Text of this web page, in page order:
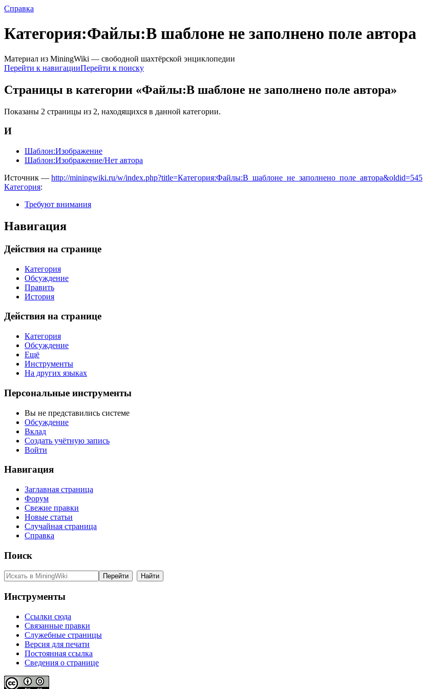
Справка
Категория:Файлы:В шаблоне не заполнено поле автора
Материал из MiningWiki — свободной шахтёрской энциклопедии
Перейти к навигацииПерейти к поиску
Страницы в категории «Файлы:В шаблоне не заполнено поле автора»
Показаны 2 страницы из 2, находящихся в данной категории.
И
Шаблон:Изображение
Шаблон:Изображение/Нет автора
Источник — http://miningwiki.ru/w/index.php?title=Категория:Файлы:В_шаблоне_не_заполнено_поле_автора&oldid=545
Категория:
Требуют внимания
Навигация
Действия на странице
Категория
Обсуждение
Править
История
Действия на странице
Категория
Обсуждение
Ещё
Инструменты
На других языках
Персональные инструменты
Вы не представились системе
Обсуждение
Вклад
Создать учётную запись
Войти
Навигация
Заглавная страница
Форум
Свежие правки
Новые статьи
Случайная страница
Справка
Поиск
Инструменты
Ссылки сюда
Связанные правки
Служебные страницы
Версия для печати
Постоянная ссылка
Сведения о странице